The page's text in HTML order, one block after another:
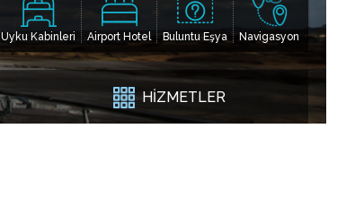
Uyku Kabinleri Airport Hotel Buluntu Eşya Navigasyon
HİZMETLER